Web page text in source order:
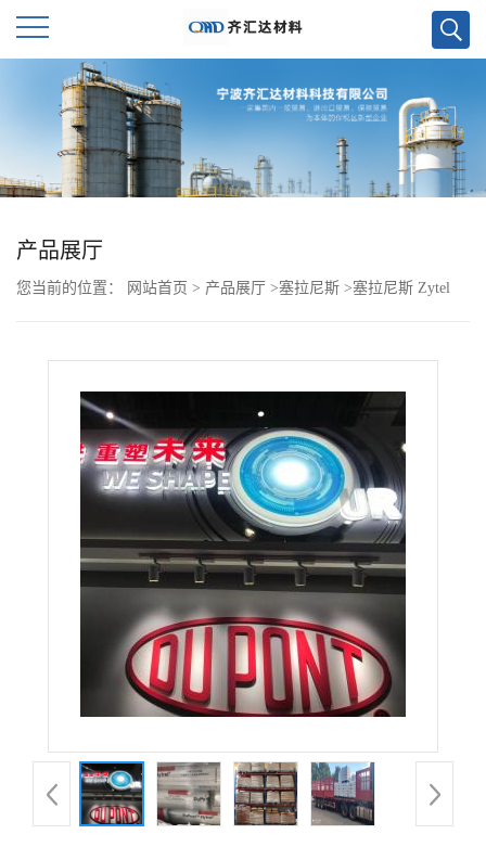
首
页
公
品
产品展厅
您当前的位置： 网站首页 > 产品展厅 >塞拉尼斯 >塞拉尼斯 Zytel